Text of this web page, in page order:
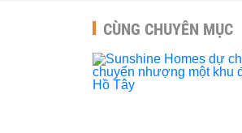
CÙNG CHUYÊN MỤC